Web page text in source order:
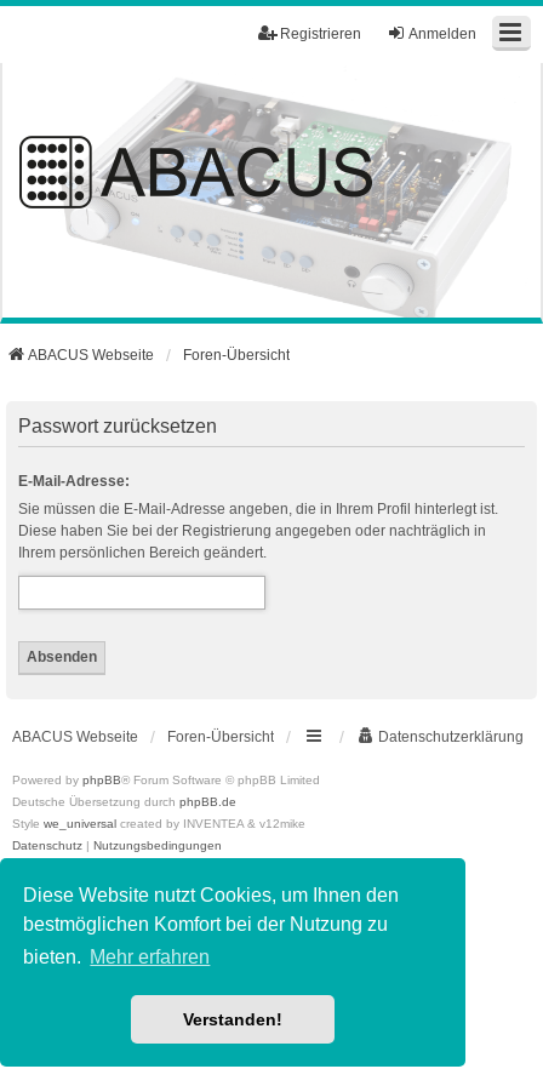
Diese Website nutzt Cookies, um Ihnen den
bestmöglichen Komfort bei der Nutzung zu
bieten. Mehr erfahren
Verstanden!
Anmelden
Registrieren
ABACUS Webseite Foren-Übersicht
Passwort zurücksetzen
E-Mail-Adresse:
Sie müssen die E-Mail-Adresse angeben, die in Ihrem Profil hinterlegt ist.
Diese haben Sie bei der Registrierung angegeben oder nachträglich in
Ihrem persönlichen Bereich geändert.
ABACUS Webseite Foren-Übersicht Datenschutzerklärung
Powered by phpBB® Forum Software © phpBB Limited
Deutsche Übersetzung durch phpBB.de
Style we_universal created by INVENTEA & v12mike
Datenschutz | Nutzungsbedingungen